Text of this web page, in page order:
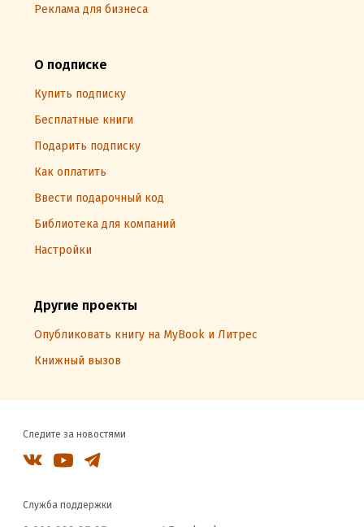
Реклама для бизнеса
О подписке
Купить подписку
Бесплатные книги
Подарить подписку
Как оплатить
Ввести подарочный код
Библиотека для компаний
Настройки
Другие проекты
Опубликовать книгу на MyBook и Литрес
Книжный вызов
Следите за новостями
Служба поддержки